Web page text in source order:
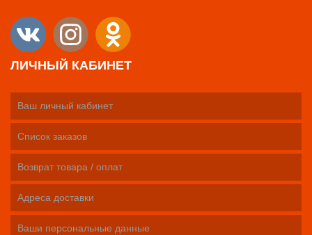
ЛИЧНЫЙ КАБИНЕТ
Ваш личный кабинет
Список заказов
Возврат товара / оплат
Адреса доставки
Ваши персональные данные